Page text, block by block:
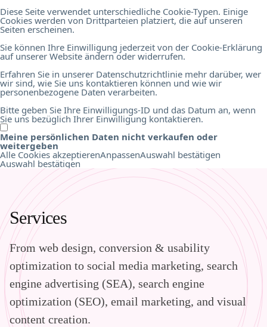
Diese Seite verwendet unterschiedliche Cookie-Typen. Einige
Cookies werden von Drittparteien platziert, die auf unseren
Seiten erscheinen.
Sie können Ihre Einwilligung jederzeit von der Cookie-Erklärung
auf unserer Website ändern oder widerrufen.
Erfahren Sie in unserer Datenschutzrichtlinie mehr darüber, wer
wir sind, wie Sie uns kontaktieren können und wie wir
personenbezogene Daten verarbeiten.
Bitte geben Sie Ihre Einwilligungs-ID und das Datum an, wenn
Sie uns bezüglich Ihrer Einwilligung kontaktieren.
Meine persönlichen Daten nicht verkaufen oder
weitergeben
Alle Cookies akzeptierenAnpassenAuswahl bestätigen
Auswahl bestätigen
Services
From web design, conversion & usability
optimization to social media marketing, search
engine advertising (SEA), search engine
optimization (SEO), email marketing, and visual
content creation.